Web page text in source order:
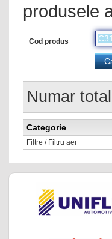
produsele
Cod produs
Numar
Categorie
Filtre / Filtru aer